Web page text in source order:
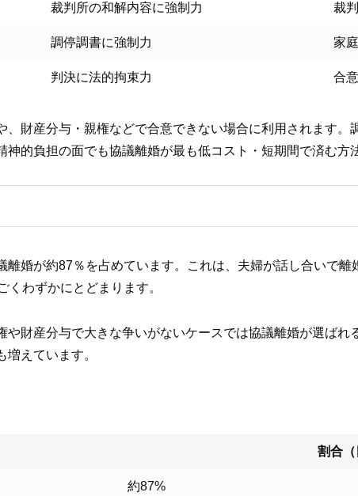
裁判所の和解内容に強制力 裁
調停調書に強制力 家
判決に法的拘束力 合
財産分与・親権などで合意できない場合に利用されます。
的負担の面でも協議離婚が最も低コスト・短期間で済む方
婚が約87％を占めています。これは、夫婦が話し合いで
わずかにとどまります。
財産分与で大きな争いがないケースでは協議離婚が選ばれ
えています。
割合（
約87%